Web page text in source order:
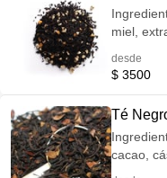
miel,
crema
desde
$ 3500
Té
cacao,